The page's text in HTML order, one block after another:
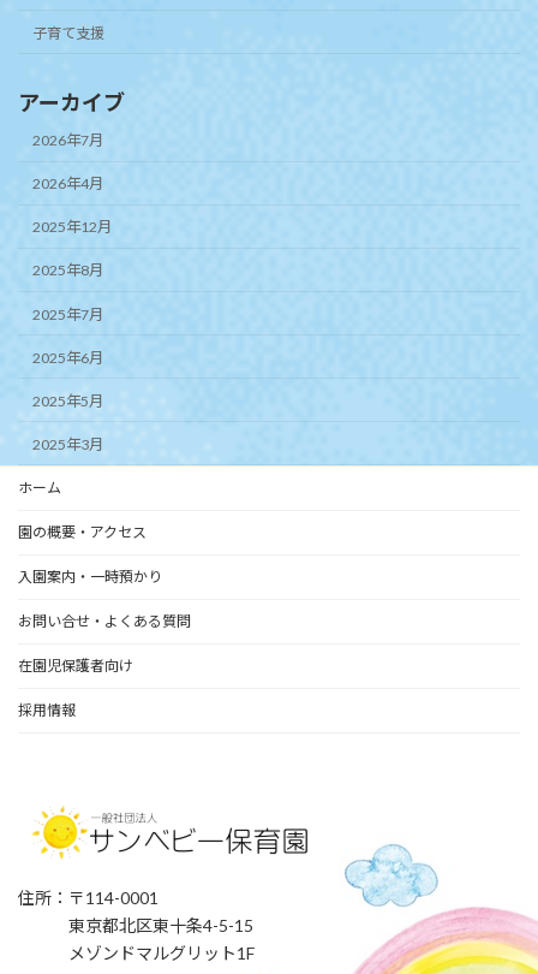
子育て支援
アーカイブ
2026年7月
2026年4月
2025年12月
2025年8月
2025年7月
2025年6月
2025年5月
2025年3月
ホーム
園の概要・アクセス
入園案内・一時預かり
お問い合せ・よくある質問
在園児保護者向け
採用情報
住所：〒114-0001
東京都北区東十条4-5-15
メゾンドマルグリット1F